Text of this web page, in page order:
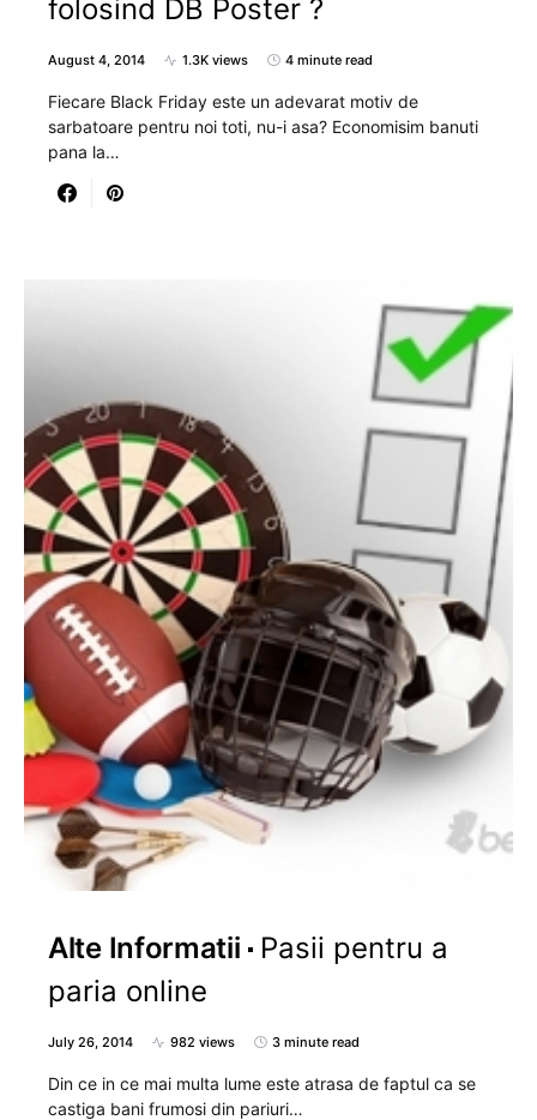
folosind DB Poster ?
August 4, 2014 1.3K views 4 minute read
Fiecare Black Friday este un adevarat motiv de
sarbatoare pentru noi toti, nu-i asa? Economisim banuti
pana la…
Alte Informatii
Pasii pentru a
paria online
July 26, 2014 982 views 3 minute read
Din ce in ce mai multa lume este atrasa de faptul ca se
castiga bani frumosi din pariuri…